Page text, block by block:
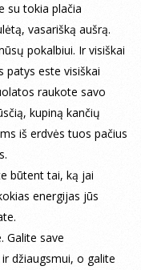
su tokia plačia
vasarišką aušrą.
pokalbiui. Ir visiškai
patys este visiškai
raukote savo
kupiną kančių
iš erdvės tuos pačius
būtent tai, ką jai
energijas jūs
Galite save
džiaugsmui, o galite